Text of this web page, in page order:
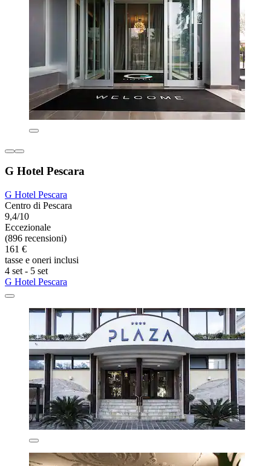
G Hotel Pescara
G Hotel Pescara
Centro di Pescara
9,4/10
Eccezionale
(896 recensioni)
161 €
tasse e oneri inclusi
4 set - 5 set
G Hotel Pescara